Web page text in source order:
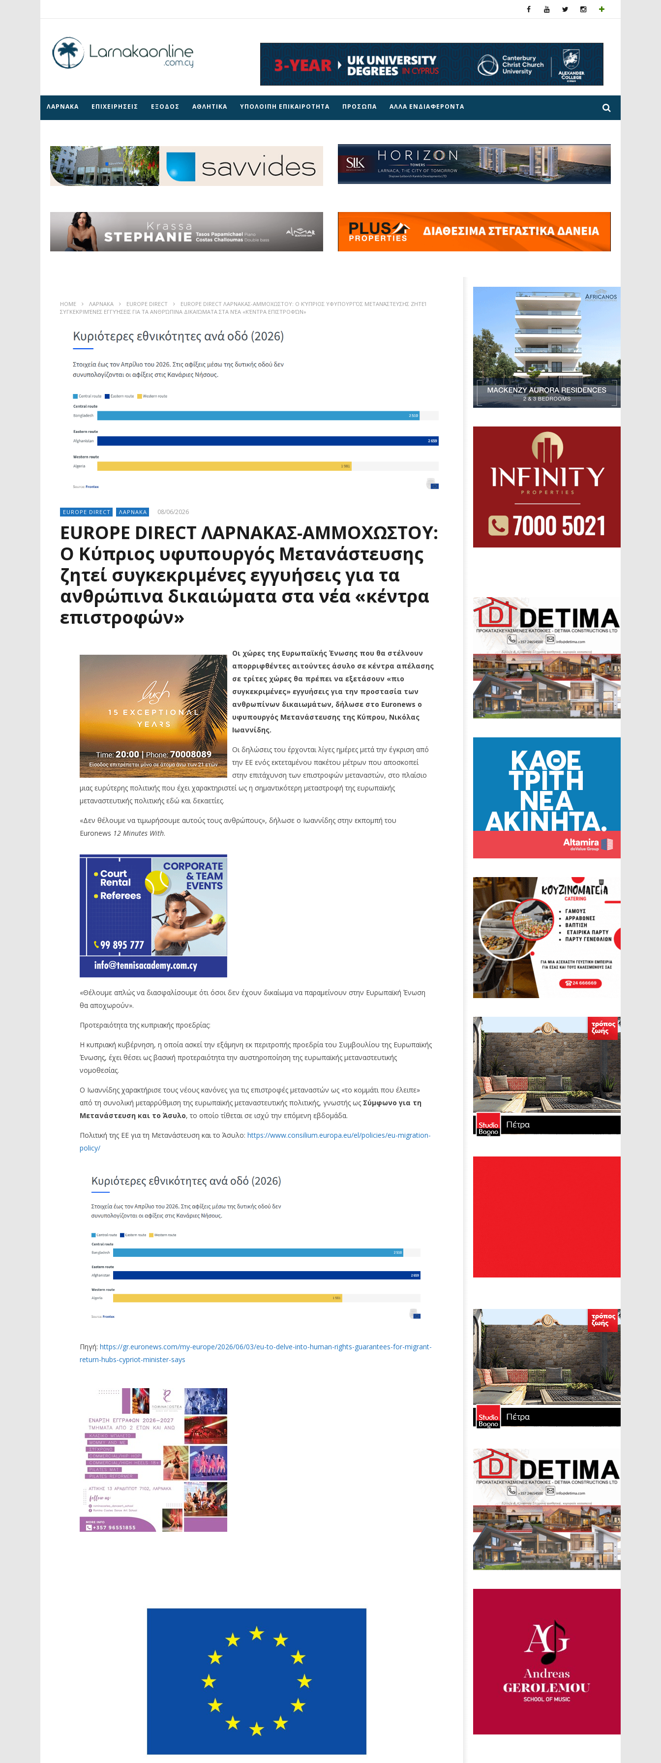
ΛΑΡΝΑΚΑ ΕΠΙΧΕΙΡΗΣΕΙΣ ΕΞΟΔΟΣ ΑΘΛΗΤΙΚΑ ΥΠΟΛΟΙΠΗ ΕΠΙΚΑΙΡΟΤΗΤΑ ΠΡΟΣΩΠΑ ΑΛΛΑ ΕΝΔΙΑΦΕΡΟΝΤΑ
HOME ΛΑΡΝΑΚΑ EUROPE DIRECT
EUROPE DIRECT ΛΑΡΝΑΚΑΣ-ΑΜΜΟΧΩΣΤΟΥ: Ο ΚΎΠΡΙΟΣ ΥΦΥΠΟΥΡΓΌΣ ΜΕΤΑΝΆΣΤΕΥΣΗΣ ΖΗΤΕΊ
ΣΥΓΚΕΚΡΙΜΈΝΕΣ ΕΓΓΥΉΣΕΙΣ ΓΙΑ ΤΑ ΑΝΘΡΏΠΙΝΑ ΔΙΚΑΙΏΜΑΤΑ ΣΤΑ ΝΈΑ «ΚΈΝΤΡΑ ΕΠΙΣΤΡΟΦΏΝ»
EUROPE DIRECT ΛΑΡΝΑΚΑ 08/06/2026
EUROPE DIRECT ΛΑΡΝΑΚΑΣ-ΑΜΜΟΧΩΣΤΟΥ:
Ο Κύπριος υφυπουργός Μετανάστευσης
ζητεί συγκεκριμένες εγγυήσεις για τα
ανθρώπινα δικαιώματα στα νέα «κέντρα
επιστροφών»
Οι χώρες της Ευρωπαϊκής Ένωσης που θα στέλνουν
απορριφθέντες αιτούντες άσυλο σε κέντρα απέλασης
σε τρίτες χώρες θα πρέπει να εξετάσουν «πιο
συγκεκριμένες» εγγυήσεις για την προστασία των
ανθρωπίνων δικαιωμάτων, δήλωσε στο Euronews ο
υφυπουργός Μετανάστευσης της Κύπρου, Νικόλας
Ιωαννίδης.
Οι δηλώσεις του έρχονται λίγες ημέρες μετά την έγκριση από
την ΕΕ ενός εκτεταμένου πακέτου μέτρων που αποσκοπεί
στην επιτάχυνση των επιστροφών μεταναστών, στο πλαίσιο
μιας ευρύτερης πολιτικής που έχει χαρακτηριστεί ως η σημαντικότερη μεταστροφή της ευρωπαϊκής
μεταναστευτικής πολιτικής εδώ και δεκαετίες.
«Δεν θέλουμε να τιμωρήσουμε αυτούς τους ανθρώπους», δήλωσε ο Ιωαννίδης στην εκπομπή του
Euronews 12 Minutes With.
«Θέλουμε απλώς να διασφαλίσουμε ότι όσοι δεν έχουν δικαίωμα να παραμείνουν στην Ευρωπαϊκή Ένωση
θα αποχωρούν».
Προτεραιότητα της κυπριακής προεδρίας:
Η κυπριακή κυβέρνηση, η οποία ασκεί την εξάμηνη εκ περιτροπής προεδρία του Συμβουλίου της Ευρωπαϊκής
Ένωσης, έχει θέσει ως βασική προτεραιότητα την αυστηροποίηση της ευρωπαϊκής μεταναστευτικής
νομοθεσίας.
Ο Ιωαννίδης χαρακτήρισε τους νέους κανόνες για τις επιστροφές μεταναστών ως «το κομμάτι που έλειπε»
από τη συνολική μεταρρύθμιση της ευρωπαϊκής μεταναστευτικής πολιτικής, γνωστής ως Σύμφωνο για τη
Μετανάστευση και το Άσυλο, το οποίο τίθεται σε ισχύ την επόμενη εβδομάδα.
Πολιτική της ΕΕ για τη Μετανάστευση και το Άσυλο: https://www.consilium.europa.eu/el/policies/eu-migration-
policy/
Πηγή: https://gr.euronews.com/my-europe/2026/06/03/eu-to-delve-into-human-rights-guarantees-for-migrant-
return-hubs-cypriot-minister-says